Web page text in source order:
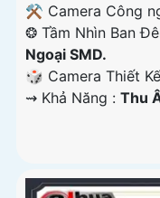
⚒ Camera Công
❂ Tầm Nhìn Ban
Ngoại SMD.
🎲 Camera Thiết
️⇝ Khả Năng : Thu